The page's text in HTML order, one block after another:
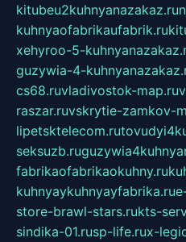
kitubeu2kuhnyanazakaz.ru
kuhnyaofabrikaufabrik.ru
xehyroo-5-
guzywia-4-
cs68.ruvladivostok-map.ru
raszar.ruvskrytie-zamkov-
lipetsktelecom.ru
seksuzb.ru
fabrikaofabrikaokuhny.ru
kuhnyaykuhnyayfabrika.ru
store-brawl-stars.rukts-
sindika-01.rusp-life.rux-